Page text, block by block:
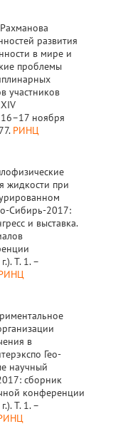
развития
в мире и
проблемы
участников
16–17 ноября
РИНЦ
жидкости при
Сибирь-2017:
и выставка.
Т. 1. –
в
Гео-
научный
сборник
конференции
Т. 1. –